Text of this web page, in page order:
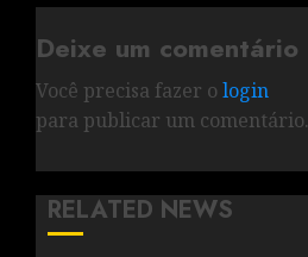
Deixe um comentário
Você precisa fazer o login
para publicar um comentário.
RELATED NEWS